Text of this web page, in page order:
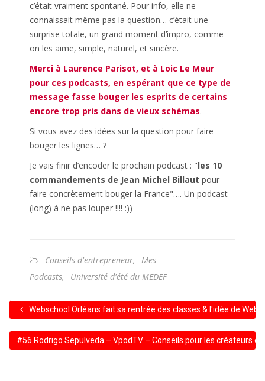
c’était vraiment spontané. Pour info, elle ne
connaissait même pas la question… c’était une
surprise totale, un grand moment d’impro, comme
on les aime, simple, naturel, et sincère.
Merci à Laurence Parisot, et à Loic Le Meur
pour ces podcasts, en espérant que ce type de
message fasse bouger les esprits de certains
encore trop pris dans de vieux schémas.
Si vous avez des idées sur la question pour faire
bouger les lignes… ?
Je vais finir d’encoder le prochain podcast : "les 10
commandements de Jean Michel Billaut pour
faire concrètement bouger la France"…. Un podcast
(long) à ne pas louper !!!! :))
Conseils d'entrepreneur,
Mes
Podcasts, Université d'été du MEDEF
Webschool Orléans fait sa rentrée des classes & l'idée de
#56 Rodrigo Sepulveda – VpodTV – Conseils pour les créateurs